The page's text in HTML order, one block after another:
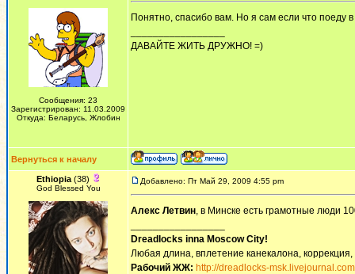
Сообщения: 23
Зарегистрирован: 11.03.2009
Откуда: Беларусь, Жлобин
Понятно, спасибо вам. Но я сам если что поеду
ДАВАЙТЕ ЖИТЬ ДРУЖНО! =)
Вернуться к началу
Ethiopia(38)
God Blessed You
Добавлено: Пт Май 29, 2009 4:55 pm
Алекс Летвин, в Минске есть грамотные люди
Dreadlocks inna Moscow Сity!
Любая длина, вплетение канекалона,
Рабочий ЖЖ: http://dreadlocks-